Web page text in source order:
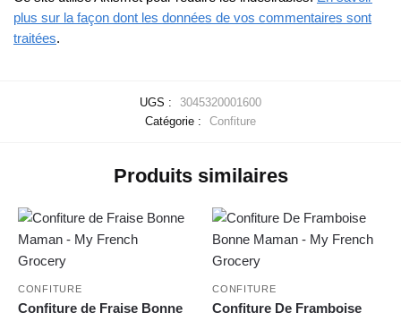
plus sur la façon dont les données de vos commentaires sont
traitées.
UGS :
3045320001600
Catégorie :
Confiture
Produits similaires
CONFITURE
Confiture de Fraise Bonne
CONFITURE
Confiture De Framboise